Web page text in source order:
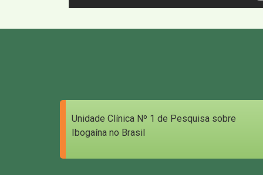
Unidade Clínica Nº 1 de Pesquisa sobre
Ibogaína no Brasil